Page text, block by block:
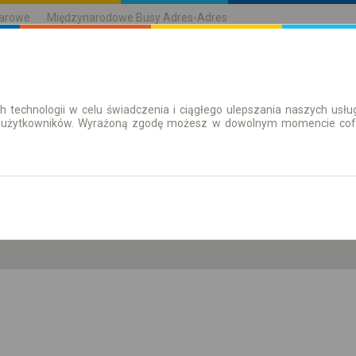
Międzynarodowe Busy Adres-Adres
| Bilety Bilety okresowe
technologii w celu świadczenia i ciągłego ulepszania naszych
Wyrażoną zgodę możesz w dowolnym momencie